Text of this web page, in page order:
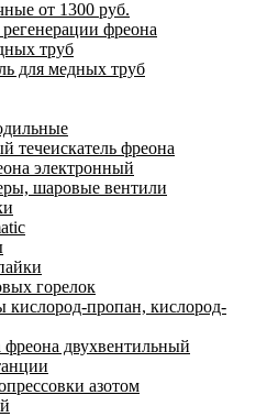
от 1300 руб.
фреона
труб
для медных труб
течеискатель фреона
электронный
шаровые вентили
горелок
кислород-пропан, кислород-
фреона двухвентильный
азотом